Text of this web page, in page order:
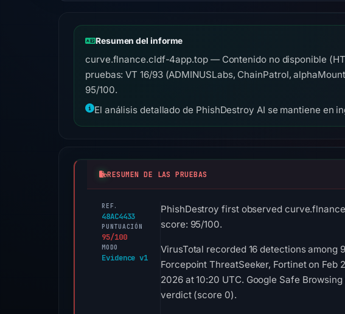
Resumen del informe
curve.flnance.cldf-4app.top — Contenido no disponible
pruebas: VT 16/93 (ADMINUSLabs, ChainPatrol,
95/100.
El análisis detallado de PhishDestroy AI se mantiene en
RESUMEN DE LAS PRUEBAS
REF.
48AC4433
PUNTUACIÓN
95/100
MODO
Evidence v1
PhishDestroy first observed
score: 95/100.
VirusTotal recorded 16 detections among
Forcepoint ThreatSeeker, Fortinet on Feb
2026 at 10:20 UTC. Google Safe
verdict (score 0).